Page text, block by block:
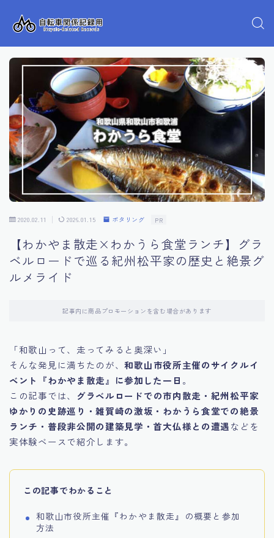
2020.02.11 2026.01.15 ポタリング PR
【わかやま散走×わかうら食堂ランチ】グラ
ベルロードで巡る紀州松平家の歴史と絶景グ
ルメライド
記事内に商品プロモーションを含む場合があります
「和歌山って、走ってみると奥深い」
そんな発見に満ちたのが、和歌山市役所主催のサイクルイ
ベント『わかやま散走』に参加した一日 。
この記事では、 グラベルロードでの市内散走・紀州松平家
ゆかりの史跡巡り・雑賀崎の激坂・わかうら食堂での絶景
ランチ・普段非公開の建築見学・首大仏様との遭遇などを
実体験ベースで紹介します。
この記事でわかること
和歌山市役所主催『わかやま散走』の概要と参加
方法